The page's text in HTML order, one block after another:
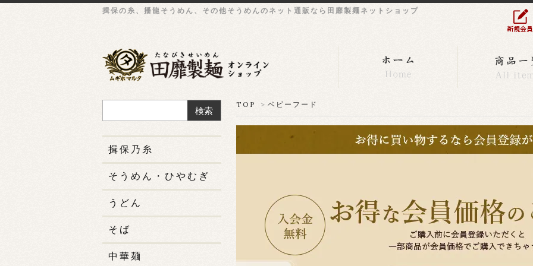
揖保の糸、播龍そうめん、その他そうめんのネット通販なら田靡製麺ネットショップ
TOP > ベビーフード
検索
揖保乃糸
そうめん・ひやむぎ
うどん
そば
中華麺